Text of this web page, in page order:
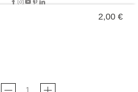
2,00 €
PROTECCIÓN DE DATOS